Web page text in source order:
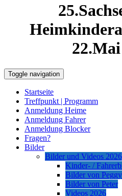
Toggle navigation
Startseite
Treffpunkt | Programm
Anmeldung Heime
Anmeldung Fahrer
Anmeldung Blocker
Fragen?
Bilder
Bilder und Videos 2026
Kinder- /
Bilder von
Bilder von Peter
Videos 2026